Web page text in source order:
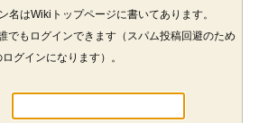
名はWikiトップページに書いてあります。
でもログインできます（スパム投稿回避のため
ログインになります）。